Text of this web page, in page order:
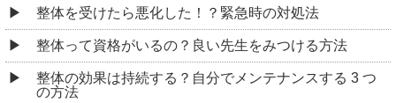
整体を受けたら悪化した！？緊急時の対処法
整体って資格がいるの？良い先生をみつける方法
整体の効果は持続する？自分でメンテナンスする 3 つ
の方法